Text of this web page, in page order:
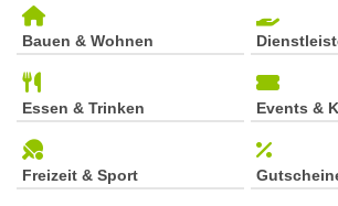
Bauen & Wohnen
Essen & Trinken Events &
Freizeit & Sport